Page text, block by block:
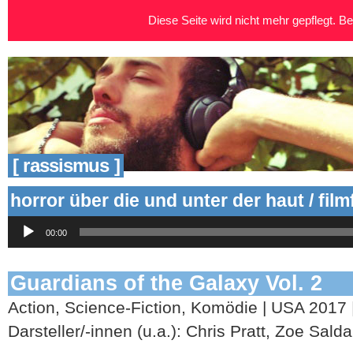
[ rassismus ]
horror über die und unter der haut /
Player
00:00
Guardians of the Galaxy Vol. 2
Action, Science-Fiction, Komödie | USA
Darsteller/-innen (u.a.): Chris Pratt, Zoe
Diese Seite wird nicht mehr gepflegt.